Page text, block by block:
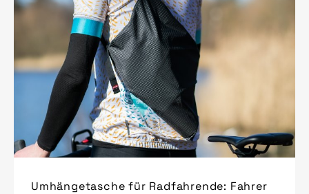
Umhängetasche für Radfahrende: Fahrer